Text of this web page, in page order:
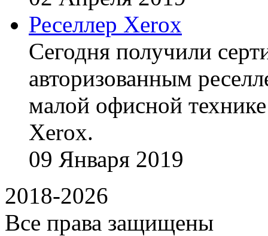
Реселлер Xerox
Сегодня получили
авторизованным
малой офисной
Xerox.
09 Января 2019
2018-2026
Все права защищены